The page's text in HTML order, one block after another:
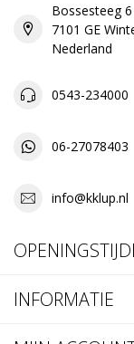
Bossesteeg 6
7101 GE
Nederland
0543-234000
06-27078403
info@kklup.nl
INFORMATIE